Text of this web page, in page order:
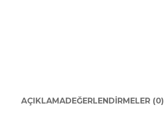
AÇIKLAMADEĞERLENDIRMELER (0)